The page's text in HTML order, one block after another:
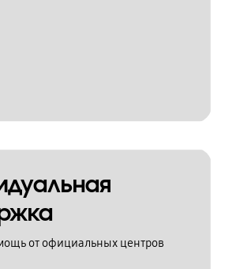
от официальных центров